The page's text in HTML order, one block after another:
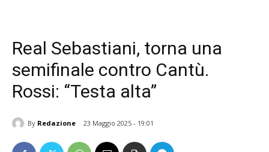
Real Sebastiani, torna una
semifinale contro Cantù.
Rossi: “Testa alta”
By Redazione 23 Maggio 2025 - 19:01